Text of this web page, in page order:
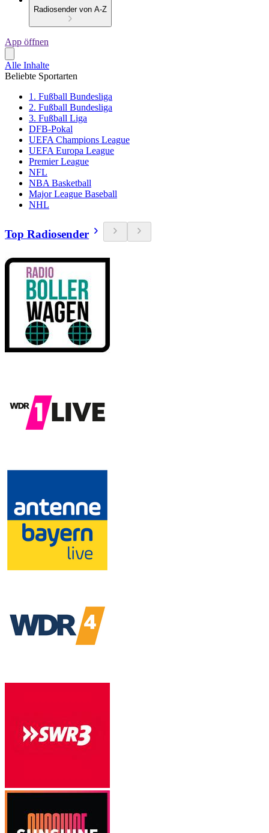
Radiosender von A-Z
App öffnen
Alle Inhalte
Beliebte Sportarten
1. Fußball Bundesliga
2. Fußball Bundesliga
3. Fußball Liga
DFB-Pokal
UEFA Champions League
UEFA Europa League
Premier League
NFL
NBA Basketball
Major League Baseball
NHL
Top Radiosender